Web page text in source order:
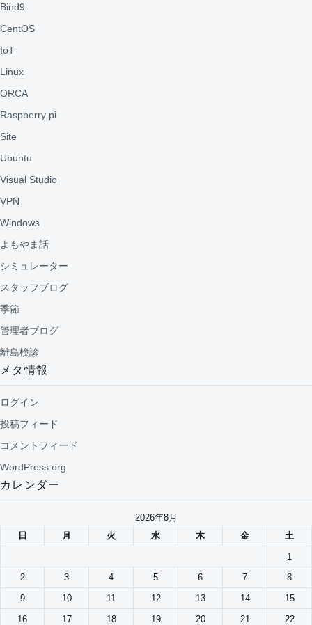
Bind9
CentOS
IoT
Linux
ORCA
Raspberry pi
Site
Ubuntu
Visual Studio
VPN
Windows
よもやま話
シミュレーター
スタッフブログ
季節
管理者ブログ
離島検診
メタ情報
ログイン
投稿フィード
コメントフィード
WordPress.org
カレンダー
2026年8月
日
月 火 水 木 金
土
1
2
3 4 5 6 7
8
9
10 11 12 13 14
15
16
17 18 19 20 21 22